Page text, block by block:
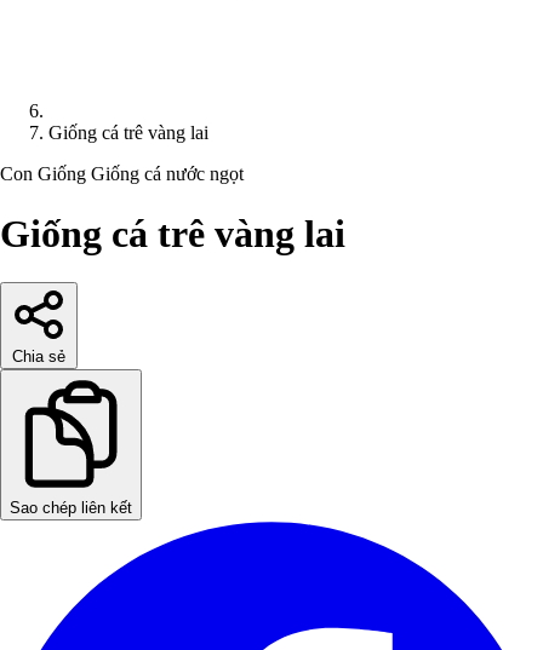
Giống cá trê vàng lai
Con Giống Giống cá nước ngọt
Giống cá trê vàng lai
Chia sẻ
Sao chép liên kết